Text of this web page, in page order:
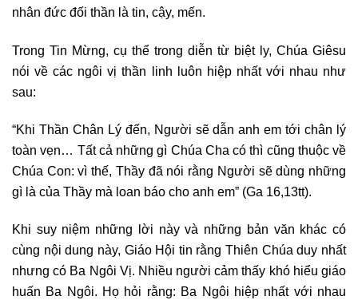
nhân đức đối thần là tin, cậy, mến.
Trong Tin Mừng, cụ thể trong diễn từ biệt ly, Chúa Giêsu
nói về các ngôi vị thần linh luôn hiệp nhất với nhau như
sau:
“Khi Thần Chân Lý đến, Người sẽ dẫn anh em tới chân lý
toàn vẹn… Tất cả những gì Chúa Cha có thì cũng thuộc về
Chúa Con: vì thế, Thầy đã nói rằng Người sẽ dùng những
gì là của Thầy mà loan báo cho anh em” (Ga 16,13tt).
Khi suy niệm những lời này và những bản văn khác có
cùng nội dung này, Giáo Hội tin rằng Thiên Chúa duy nhất
nhưng có Ba Ngôi Vị. Nhiều người cảm thấy khó hiểu giáo
huấn Ba Ngôi. Họ hỏi rằng: Ba Ngôi hiệp nhất với nhau